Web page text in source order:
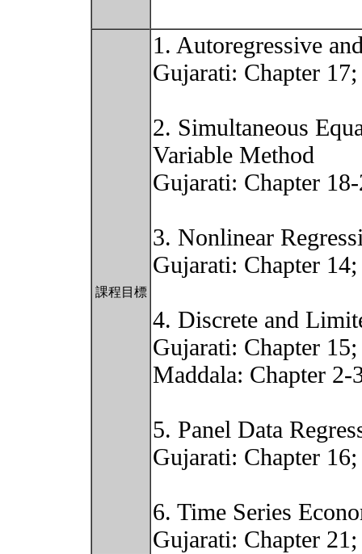
課程目標
1. Autoregressive
Gujarati: Chapter
2. Simultaneous
Variable Method
Gujarati: Chapter
3. Nonlinear
Gujarati: Chapter
4. Discrete and
Gujarati: Chapter
Maddala: Chapter 2-
5. Panel Data
Gujarati: Chapter
6. Time Series
Gujarati: Chapter